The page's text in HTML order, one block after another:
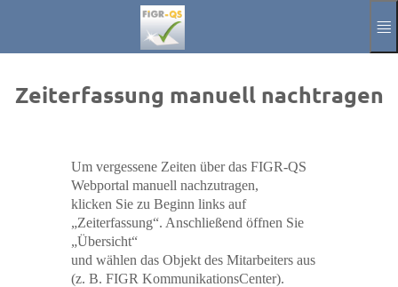
Перейти к основному содержанию
Zeiterfassung manuell nachtragen
Um vergessene Zeiten über das FIGR-QS
Webportal manuell nachzutragen,
klicken Sie zu Beginn links auf
„Zeiterfassung“. Anschließend öffnen Sie
„Übersicht“
und wählen das Objekt des Mitarbeiters aus
(z. B. FIGR KommunikationsCenter).